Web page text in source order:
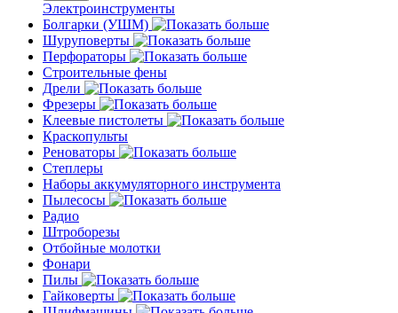
Электроинструменты
Болгарки (УШМ)
Шуруповерты
Перфораторы
Строительные фены
Дрели
Фрезеры
Клеевые пистолеты
Краскопульты
Реноваторы
Степлеры
Наборы аккумуляторного инструмента
Пылесосы
Радио
Штроборезы
Отбойные молотки
Фонари
Пилы
Гайковерты